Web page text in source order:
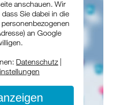
anschauen. Wir
Sie dabei in die
an Google
Datenschutz